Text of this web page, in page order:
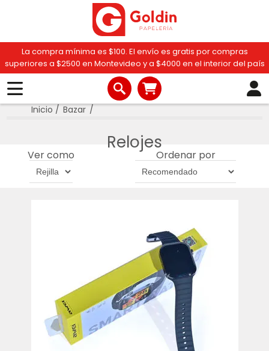
La compra mínima es $100. El envío es gratis por compras
superiores a $2500 en Montevideo y a $4000 en el interior del país
Inicio / Bazar /
Relojes
Ver como Ordenar por